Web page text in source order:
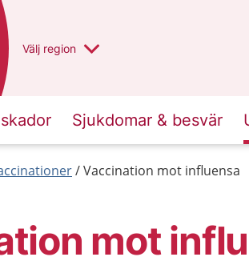
Du har valt region
Välj en annan
region
Sjukdomar & besvär
Vaccination mot influensa
mot